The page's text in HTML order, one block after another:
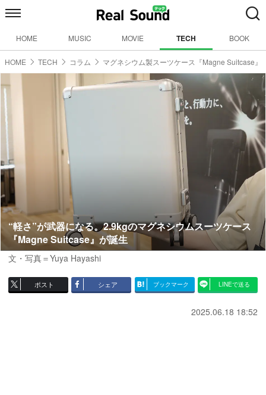
HOME MUSIC MOVIE TECH BOOK
HOME TECH コラム マグネシウム製スーツケース『Magne Suitcase』
“軽さ”が武器になる。2.9kgのマグネシウムスーツケース
『Magne Suitcase』が誕生
文・写真＝Yuya Hayashi
ポスト シェア ブックマーク LINEで送る
2025.06.18 18:52